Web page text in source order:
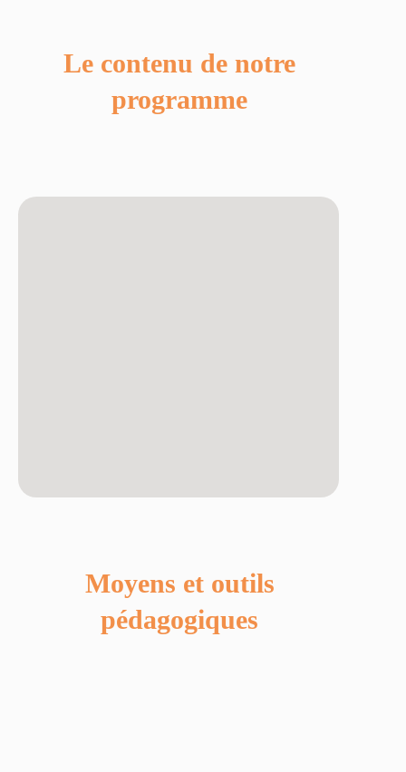
Le contenu de notre
programme
Moyens et outils
pédagogiques